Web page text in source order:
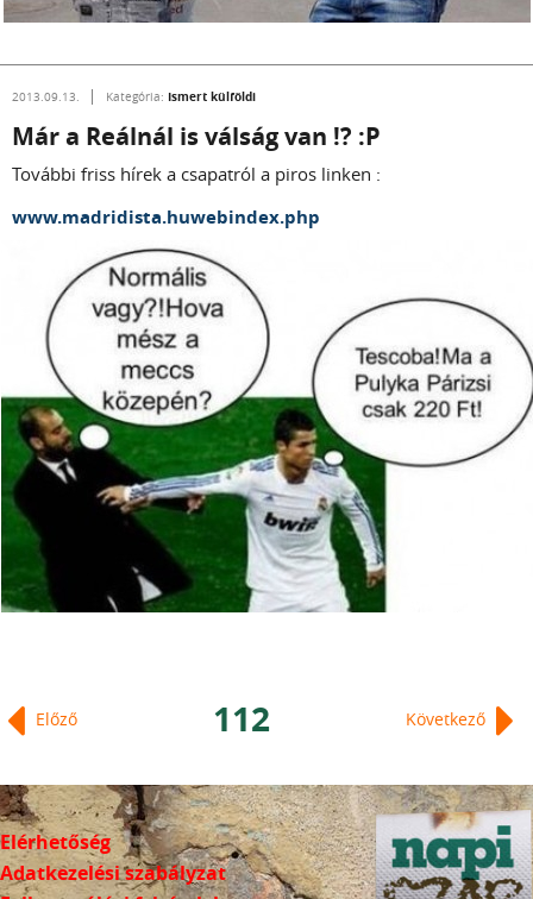
2013.09.13. Kategória: Ismert külföldi
Már a Reálnál is válság van !? :P
További friss hírek a csapatról a piros linken :
www.madridista.huwebindex.php
Előző Következő
112
Elérhetőség
Adatkezelési szabályzat